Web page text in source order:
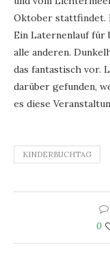
Oktober stattfindet.
Ein Laternenlauf für
alle anderen.
das fantastisch vor.
darüber gefunden,
es diese
KINDERBUCHTAG
0